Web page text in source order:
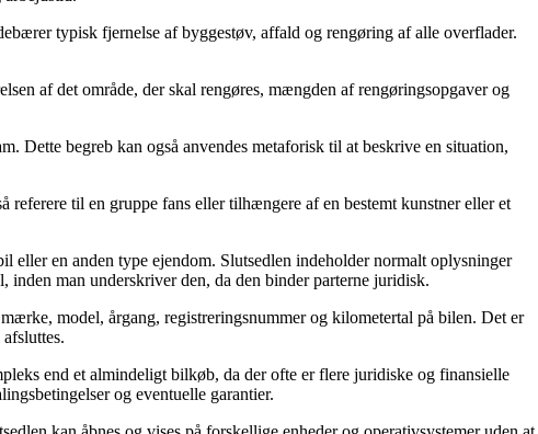
typisk fjernelse af byggestøv, affald og rengøring af alle overflader.
af det område, der skal rengøres, mængden af rengøringsopgaver og
begreb kan også anvendes metaforisk til at beskrive en situation,
til en gruppe fans eller tilhængere af en bestemt kunstner eller et
eller en anden type ejendom. Slutsedlen indeholder normalt oplysninger
inden man underskriver den, da den binder parterne juridisk.
model, årgang, registreringsnummer og kilometertal på bilen. Det er
end et almindeligt bilkøb, da der ofte er flere juridiske og finansielle
og eventuelle garantier.